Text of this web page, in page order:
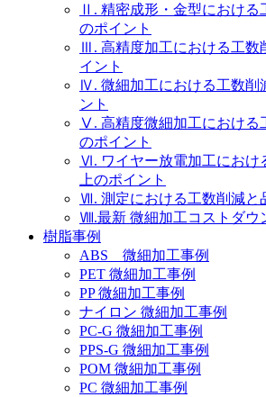
Ⅱ. 精密成形・金型における
のポイント
Ⅲ. 高精度加工における工数
イント
Ⅳ. 微細加工における工数削
ント
Ⅴ. 高精度微細加工における
のポイント
Ⅵ. ワイヤー放電加工におけ
上のポイント
Ⅶ. 測定における工数削減と
Ⅷ.最新 微細加工コストダウ
樹脂事例
ABS 微細加工事例
PET 微細加工事例
PP 微細加工事例
ナイロン 微細加工事例
PC-G 微細加工事例
PPS-G 微細加工事例
POM 微細加工事例
PC 微細加工事例